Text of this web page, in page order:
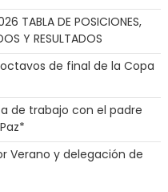
TABLA DE POSICIONES,
Y RESULTADOS
de final de la Copa
de trabajo con el padre
Verano y delegación de